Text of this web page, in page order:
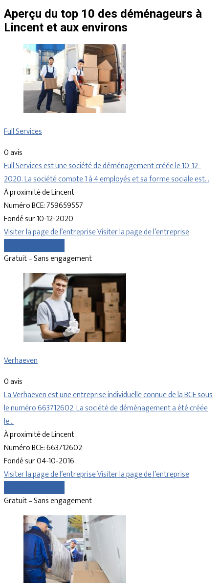
Aperçu du top 10 des déménageurs à
Lincent et aux environs
Full Services
0 avis
Full Services est une société de déménagement créée le 10-12-
2020. La société compte 1 à 4 employés et sa forme sociale est…
À proximité de Lincent
Numéro BCE: 759659557
Fondé sur 10-12-2020
Visiter la page de l’entrepriseVisiter la page de l’entreprise
Gratuit – Sans engagement
Verhaeven
0 avis
La Verhaeven est une entreprise individuelle connue de la BCE sous
le numéro 663712602. La société de déménagement a été créée
le…
À proximité de Lincent
Numéro BCE: 663712602
Fondé sur 04-10-2016
Visiter la page de l’entrepriseVisiter la page de l’entreprise
Gratuit – Sans engagement